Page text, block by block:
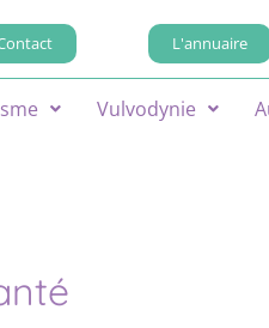
L'annuaire
Vulvodynie